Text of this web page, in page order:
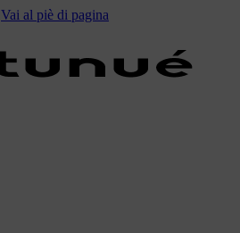
Vai al piè di pagina